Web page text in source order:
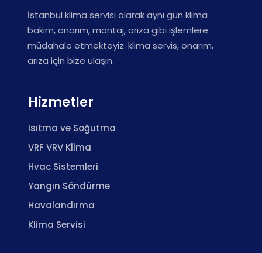
İstanbul klima servisi olarak aynı gün klima
bakım, onarım, montaj, arıza gibi işlemlere
müdahale etmekteyiz. klima servis, onarım,
arıza için bize ulaşın.
Hizmetler
Isıtma ve Soğutma
VRF VRV Klima
Hvac Sistemleri
Yangın Söndürme
Havalandırma
Klima Servisi